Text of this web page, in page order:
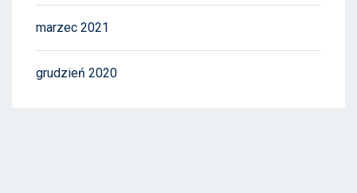
marzec 2021
grudzień 2020